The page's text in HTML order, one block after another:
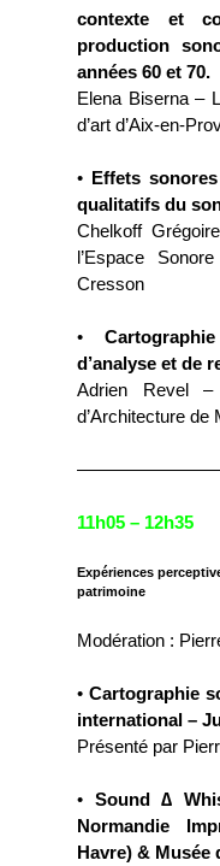
contexte et
production
années 60 et 70.
Elena Biserna –
d’art d’Aix-en-
•
Effets
qualitatifs du
Chelkoff
l’Espace
Cresson
•
d’analyse et de
Adrien Revel –
d’Architecture de
11h05 – 12h35
Expériences
patrimoine
Modération :
• Cartographie
international –
Présenté par
• Sound ∆
Normandie
Havre) & Musée